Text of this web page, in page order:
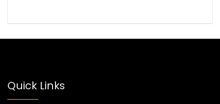
Quick Links